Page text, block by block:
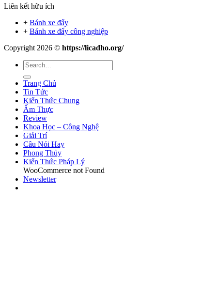
Liên kết hữu ích
+ Bánh xe đẩy
+ Bánh xe đẩy công nghiệp
Copyright 2026 © https://licadho.org/
Trang Chủ
Tin Tức
Kiến Thức Chung
Ẩm Thực
Review
Khoa Học – Công Nghệ
Giải Trí
Câu Nói Hay
Phong Thủy
Kiến Thức Pháp Lý
WooCommerce not Found
Newsletter